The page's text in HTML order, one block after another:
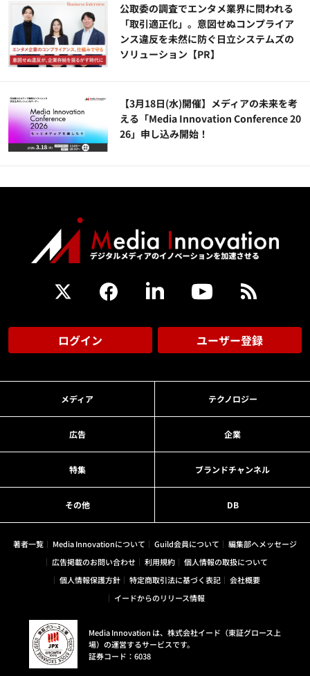
公​​取委の調査でエンタメ業界に問われる
「取引適正化」。意図せぬコンプライア
ンス違反を未然に防ぐ日立システムズの
ソリューション​【PR】
【3月18日(水)開催】メディアの未来を考
える「Media Innovation Conference 20
26」申し込み開始！
ログイン ユーザー登録
メディア テクノロジー
広告 企業
特集 ブランドチャンネル
その他 DB
著者一覧 Media Innovationについて Guild会員について
編集部へメッセージ
広告掲載のお問い合わせ
利用規約
個人情報の取扱について
個人情報保護方針
特定商取引法に基づく表記
会社概要
イードからのリリース情報
Media Innovation は、株式会社イード（東証グロース上
場）の運営するサービスです。
証券コード：6038